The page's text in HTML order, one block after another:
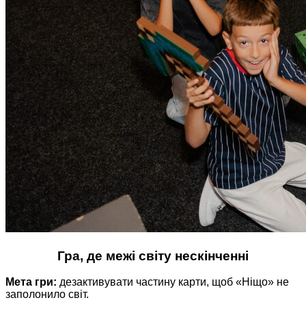
Гра, де межі світу нескінченні
Мета гри: дезактивувати частину карти, щоб «Ніщо» не
заполонило світ.